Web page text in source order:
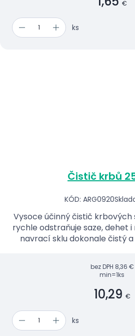
€
ks
Čistič krbů
KÓD: ARG0920
Vysoce účinný čistič
rychle odstraňuje saze, dehet
navrací sklu dokonale čistý
bez DPH 8,36 €
min=1ks
10,29 €
ks